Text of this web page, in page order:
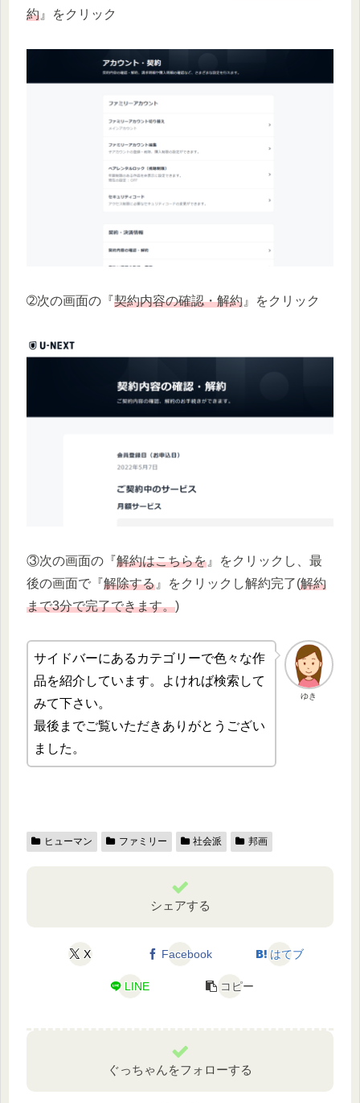
約 』をクリック
➁次の画面の『契約内容の確認・解約 』をクリック
③次の画面の『解約はこちらを 』をクリックし、最
後の画面で『解除する 』をクリックし解約完了(解約
まで3分で完了できます。)
ゆき
サイドバーにあるカテゴリーで色々な作
品を紹介しています。よければ検索して
みて下さい。
最後までご覧いただきありがとうござい
ました。
ヒューマン ファミリー 社会派 邦画
シェアする
X Facebook はてブ
LINE コピー
ぐっちゃんをフォローする